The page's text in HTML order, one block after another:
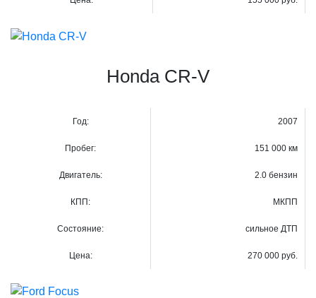
Honda CR-V
Год: 2007
Пробег: 151 000 км
Двигатель: 2.0 бензин
КПП: МКПП
Состояние: сильное ДТП
Цена: 270 000 руб.